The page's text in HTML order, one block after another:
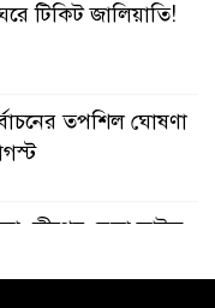
টিকিট জালিয়াতি!
তপশিল ঘোষণা
আ. লীগের নেতা আটক